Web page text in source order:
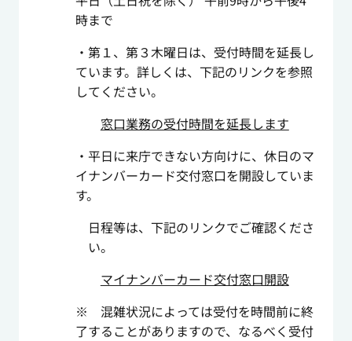
時まで
・第１、第３木曜日は、受付時間を延長し
ています。詳しくは、下記のリンクを参照
してください。
窓口業務の受付時間を延長します
・平日に来庁できない方向けに、休日のマ
イナンバーカード交付窓口を開設していま
す。
日程等は、下記のリンクでご確認くださ
い。
マイナンバーカード交付窓口開設
※ 混雑状況によっては受付を時間前に終
了することがありますので、なるべく受付